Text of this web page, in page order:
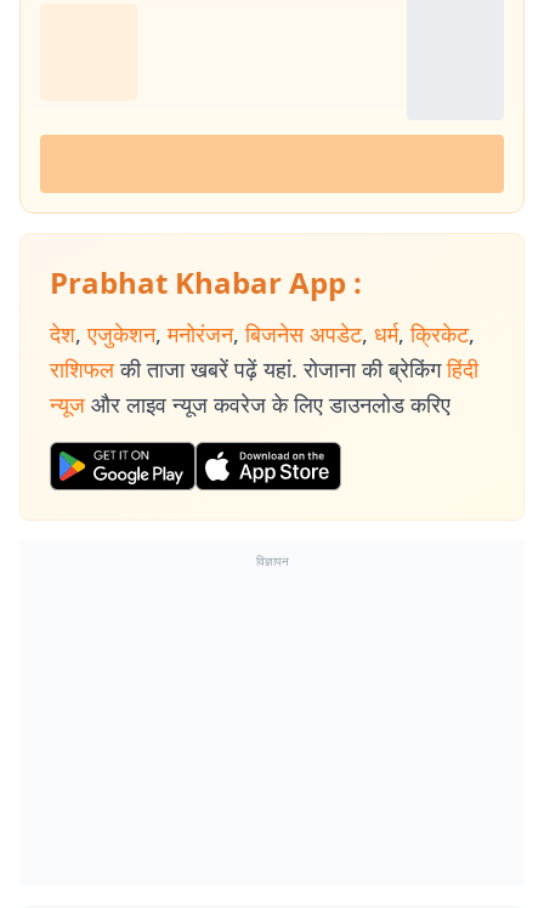
Prabhat Khabar App :
देश, एजुकेशन, मनोरंजन, बिजनेस अपडेट, धर्म, क्रिकेट,
राशिफल की ताजा खबरें पढ़ें यहां. रोजाना की ब्रेकिंग हिंदी
न्यूज और लाइव न्यूज कवरेज के लिए डाउनलोड करिए
विज्ञापन